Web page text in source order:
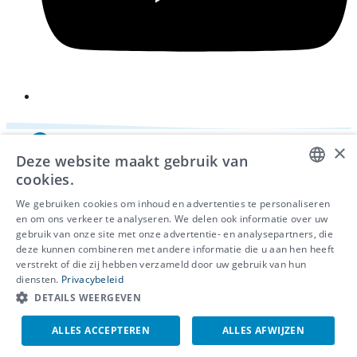
© 2026 - IDEWE
Privacy
Cookiebeleid
Klokkenluidersmelding
DUTCH
FRENCH
×
Deze website maakt gebruik van
cookies.
We gebruiken cookies om inhoud en advertenties te personaliseren
en om ons verkeer te analyseren. We delen ook informatie over uw
gebruik van onze site met onze advertentie- en analysepartners, die
deze kunnen combineren met andere informatie die u aan hen heeft
verstrekt of die zij hebben verzameld door uw gebruik van hun
diensten. Privacybeleid
DETAILS WEERGEVEN
ALLES ACCEPTEREN ALLES AFWIJZEN